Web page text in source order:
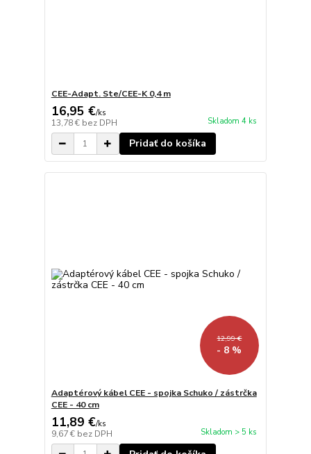
CEE-Adapt. Ste/CEE-K 0,4 m
16,95 €/ks
13,78 € bez DPH Skladom 4 ks
Pridať do košíka
12,99 €
- 8 %
Adaptérový kábel CEE - spojka Schuko / zástrčka
CEE - 40 cm
11,89 €/ks
9,67 € bez DPH Skladom > 5 ks